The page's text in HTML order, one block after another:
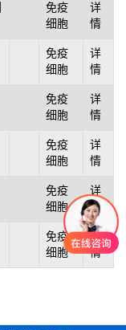
免疫
细胞
详
情
免疫
细胞
详
情
免疫
细胞
详
情
免疫
细胞
详
情
免疫
细胞
详
情
免疫
细胞
详
情